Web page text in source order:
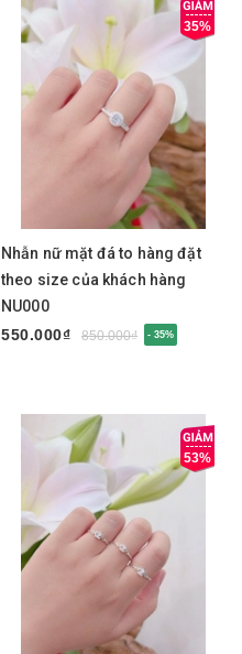
35%
Nhẫn nữ mặt đá to hàng đặt
theo size của khách hàng
NU000
550.000₫
850.000₫ - 35%
53%